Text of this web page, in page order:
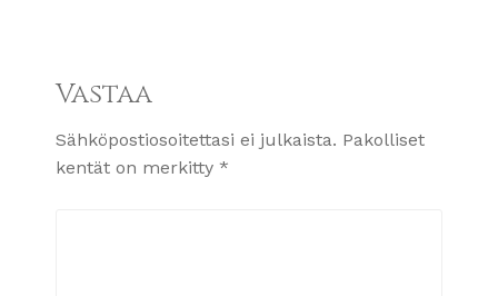
Vastaa
Sähköpostiosoitettasi ei julkaista. Pakolliset
kentät on merkitty *